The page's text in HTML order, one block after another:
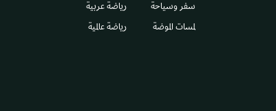
سفر وسياحة
لمسات الموضة
رياضة عربية
رياضة عالمية